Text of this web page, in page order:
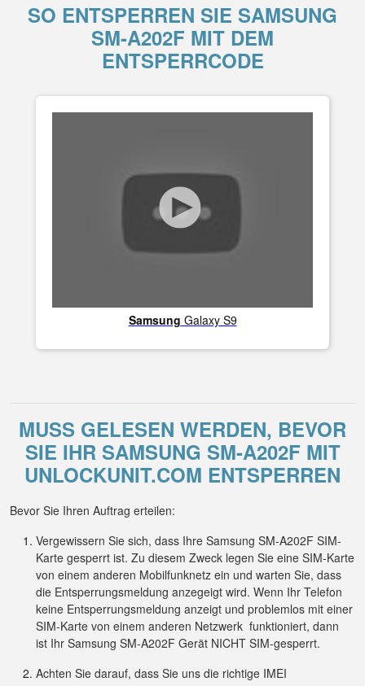
SO ENTSPERREN SIE SAMSUNG
SM-A202F MIT DEM
ENTSPERRCODE
Samsung Galaxy S9
MUSS GELESEN WERDEN, BEVOR
SIE IHR SAMSUNG SM-A202F MIT
UNLOCKUNIT.COM ENTSPERREN
Bevor Sie Ihren Auftrag erteilen:
Vergewissern Sie sich, dass Ihre Samsung SM-A202F SIM-
Karte gesperrt ist. Zu diesem Zweck legen Sie eine SIM-Karte
von einem anderen Mobilfunknetz ein und warten Sie, dass
die Entsperrungsmeldung anzegeigt wird. Wenn Ihr Telefon
keine Entsperrungsmeldung anzeigt und problemlos mit einer
SIM-Karte von einem anderen Netzwerk funktioniert, dann
ist Ihr Samsung SM-A202F Gerät NICHT SIM-gesperrt.
Achten Sie darauf, dass Sie uns die richtige IMEI